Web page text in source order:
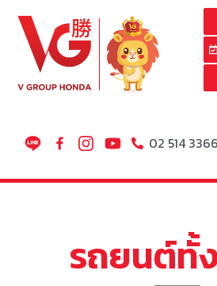
02 514 3366
รถยนต์ทั้